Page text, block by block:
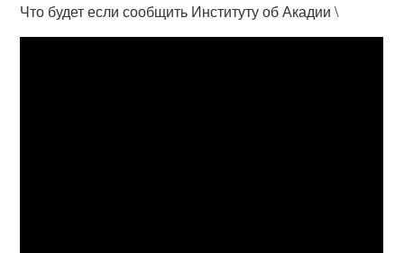
Что будет если сообщить Институту об Акадии \